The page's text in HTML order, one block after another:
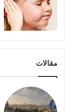
مقالات